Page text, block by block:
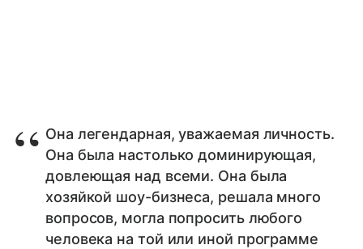
Она легендарная, уважаемая личность.
Она была настолько доминирующая,
довлеющая над всеми. Она была
хозяйкой шоу-бизнеса, решала много
вопросов, могла попросить любого
человека на той или иной программе